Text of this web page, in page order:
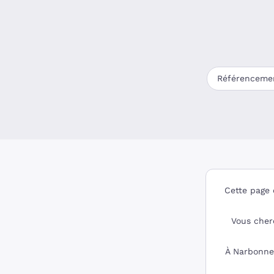
Cette
Vous
À